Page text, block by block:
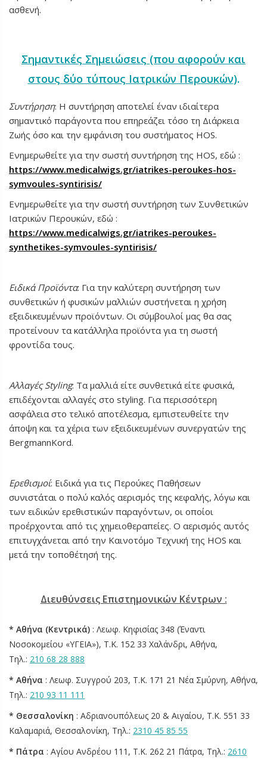
ασθενή.
Σημαντικές Σημειώσεις (που αφορούν και
στους δύο τύπους Ιατρικών Περουκών).
Συντήρηση: Η συντήρηση αποτελεί έναν ιδιαίτερα
σημαντικό παράγοντα που επηρεάζει τόσο τη Διάρκεια
Ζωής όσο και την εμφάνιση του συστήματος HOS.
Ενημερωθείτε για την σωστή συντήρηση της HOS, εδώ :
https://www.medicalwigs.gr/iatrikes-peroukes-hos-
symvoules-syntirisis/
Ενημερωθείτε για την σωστή συντήρηση των Συνθετικών
Ιατρικών Περουκών, εδώ :
https://www.medicalwigs.gr/iatrikes-peroukes-
synthetikes-symvoules-syntirisis/
Ειδικά Προϊόντα: Για την καλύτερη συντήρηση των
συνθετικών ή φυσικών μαλλιών συστήνεται η χρήση
εξειδικευμένων προϊόντων. Οι σύμβουλοί μας θα σας
προτείνουν τα κατάλληλα προϊόντα για τη σωστή
φροντίδα τους.
Αλλαγές Styling: Τα μαλλιά είτε συνθετικά είτε φυσικά,
επιδέχονται αλλαγές στο styling. Για περισσότερη
ασφάλεια στο τελικό αποτέλεσμα, εμπιστευθείτε την
άποψη και τα χέρια των εξειδικευμένων συνεργατών της
BergmannKord.
Ερεθισμοί: Ειδικά για τις Περούκες Παθήσεων
συνιστάται ο πολύ καλός αερισμός της κεφαλής, λόγω και
των ειδικών ερεθιστικών παραγόντων, οι οποίοι
προέρχονται από τις χημειοθεραπείες. Ο αερισμός αυτός
επιτυγχάνεται από την Καινοτόμο Τεχνική της HOS και
μετά την τοποθέτησή της.
Διευθύνσεις Επιστημονικών Κέντρων :
* Αθήνα (Κεντρικά) : Λεωφ. Κηφισίας 348 (Έναντι
Νοσοκομείου «ΥΓΕΙΑ»), Τ.Κ. 152 33 Χαλάνδρι, Αθήνα,
Τηλ.: 210 68 28 888
* Αθήνα : Λεωφ. Συγγρού 203, Τ.Κ. 171 21 Νέα Σμύρνη, Αθήνα,
Τηλ.: 210 93 11 111
* Θεσσαλονίκη : Αδριανουπόλεως 20 & Αιγαίου, Τ.Κ. 551 33
Καλαμαριά, Θεσσαλονίκη, Τηλ.: 2310 45 85 55
* Πάτρα : Αγίου Ανδρέου 111, Τ.Κ. 262 21 Πάτρα, Τηλ.: 2610